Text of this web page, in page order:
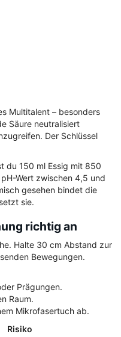
Multitalent – besonders
Säure neutralisiert
Der Schlüssel
du 150 ml Essig mit 850
Wert zwischen 4,5 und
gesehen bindet die
sie.
richtig an
Halte 30 cm Abstand zur
Bewegungen.
Prägungen.
Raum.
Mikrofasertuch ab.
Risiko